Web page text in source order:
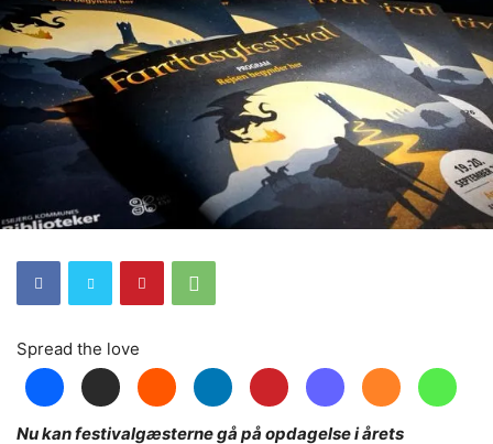
Spread the love
Nu kan festivalgæsterne gå på opdagelse i årets